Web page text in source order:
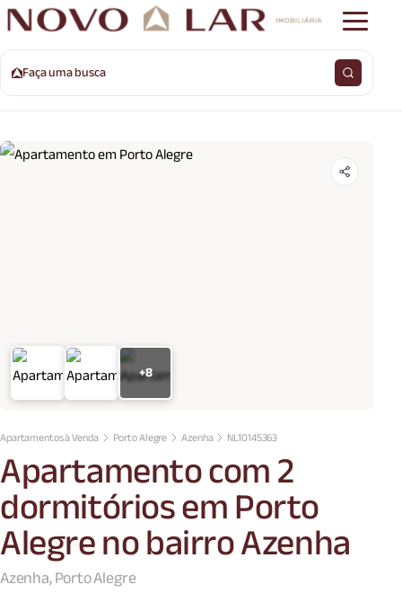
Faça uma busca
+8
Apartamentos à Venda Porto Alegre Azenha NL10145363
Apartamento com 2
dormitórios em Porto
Alegre no bairro Azenha
Azenha, Porto Alegre